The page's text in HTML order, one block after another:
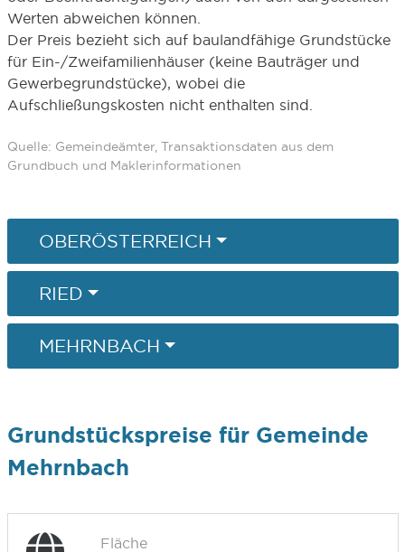
Werten abweichen können.
Der Preis bezieht sich auf baulandfähige Grundstücke
für Ein-/Zweifamilienhäuser (keine Bauträger und
Gewerbegrundstücke), wobei die
Aufschließungskosten nicht enthalten sind.
Quelle: Gemeindeämter, Transaktionsdaten aus dem
Grundbuch und Maklerinformationen
OBERÖSTERREICH
RIED
MEHRNBACH
Grundstückspreise für Gemeinde
Mehrnbach
Fläche